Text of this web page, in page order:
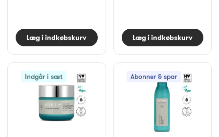
Læg i indkøbskurv Læg i indkøbskurv
Indgår i sæt Abonner & spar